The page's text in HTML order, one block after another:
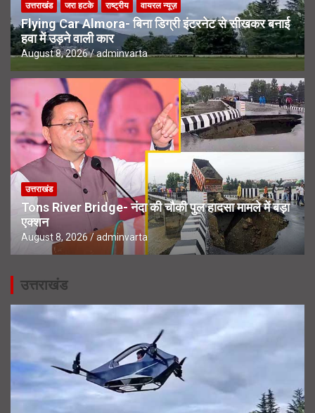
उत्तराखंड जरा हटके राष्ट्रीय वायरल न्यूज़
Flying Car Almora- बिना डिग्री इंटरनेट से सीखकर बनाई
हवा में उड़ने वाली कार
August 8, 2026 adminvarta
उत्तराखंड
Tons River Bridge- नंदा की चौकी पुल हादसा मामले में बड़ा
एक्शन
August 8, 2026 adminvarta
उत्तराखंड